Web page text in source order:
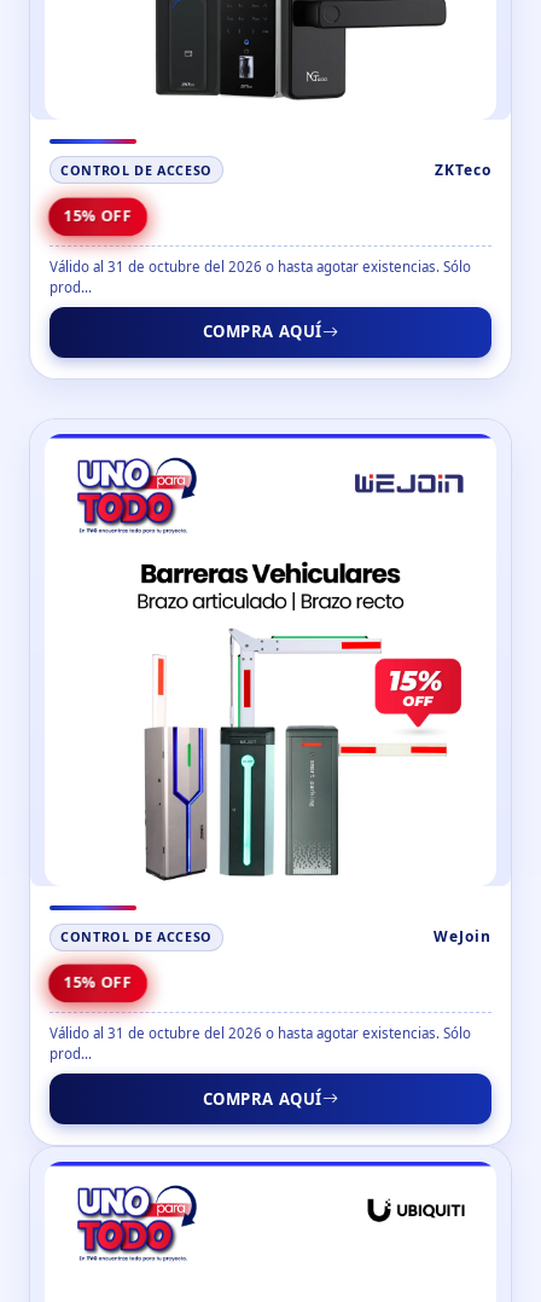
CONTROL DE ACCESO ZKTeco
15% OFF
Válido al 31 de octubre del 2026 o hasta agotar existencias. Sólo
prod...
COMPRA AQUÍ
CONTROL DE ACCESO WeJoin
15% OFF
Válido al 31 de octubre del 2026 o hasta agotar existencias. Sólo
prod...
COMPRA AQUÍ